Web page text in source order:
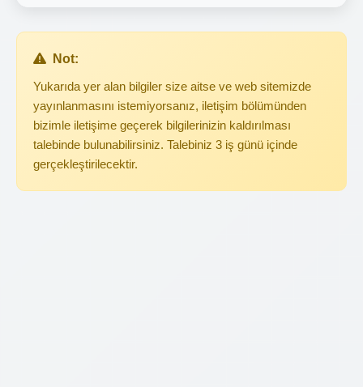
Not:
Yukarıda yer alan bilgiler size aitse ve web sitemizde
yayınlanmasını istemiyorsanız, iletişim bölümünden
bizimle iletişime geçerek bilgilerinizin kaldırılması
talebinde bulunabilirsiniz. Talebiniz 3 iş günü içinde
gerçekleştirilecektir.